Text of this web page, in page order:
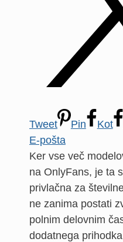
Tweet Pin Kot
E-pošta
Ker vse več
na OnlyFans, je ta
privlačna za
ne zanima postati
polnim delovnim
dodatnega